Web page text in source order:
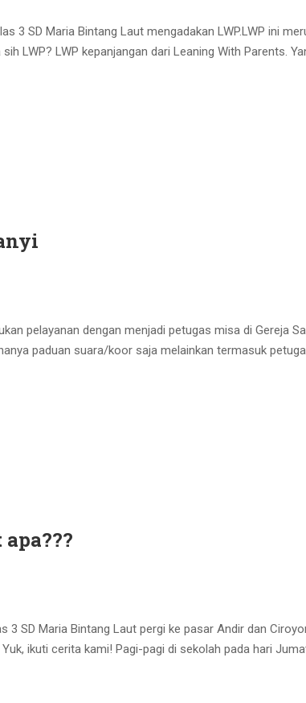
3 SD Maria Bintang Laut mengadakan LWP.LWP ini
LWP? LWP kepanjangan dari Leaning With Parents.
pelayanan dengan menjadi petugas misa di Gereja
paduan suara/koor saja melainkan termasuk
SD Maria Bintang Laut pergi ke pasar Andir dan
ikuti cerita kami! Pagi-pagi di sekolah pada hari